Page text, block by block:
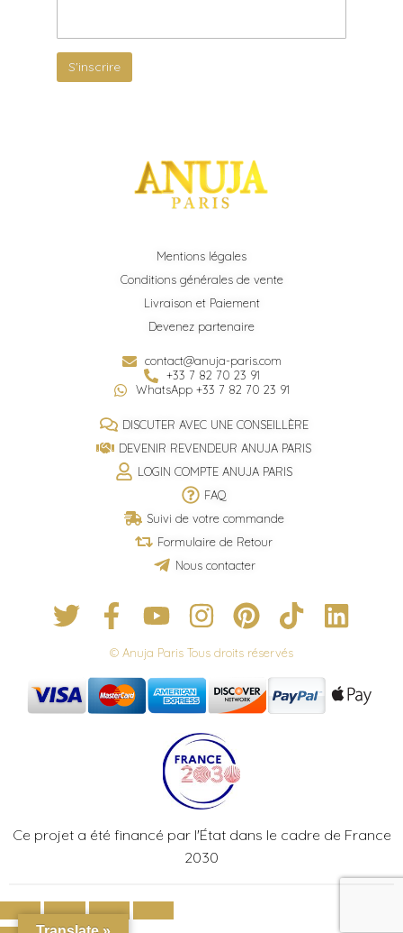
Mentions légales
Conditions générales de vente
Livraison et Paiement
Devenez partenaire
contact@anuja-paris.com
+33 7 82 70 23 91
WhatsApp +33 7 82 70 23 91
DISCUTER AVEC UNE CONSEILLÈRE
DEVENIR REVENDEUR ANUJA PARIS
LOGIN COMPTE ANUJA PARIS
FAQ
Suivi de votre commande
Formulaire de Retour
Nous contacter
© Anuja Paris Tous droits réservés
Ce projet a été financé par l'État dans le cadre de France
2030